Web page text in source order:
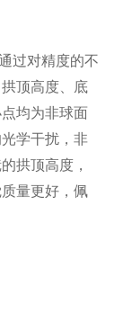
过对精度的不
顶高度、底
均为非球面
学干扰，非
拱顶高度，
量更好，佩